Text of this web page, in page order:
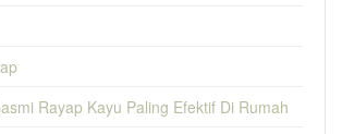
Rayap Kayu Paling Efektif Di Rumah